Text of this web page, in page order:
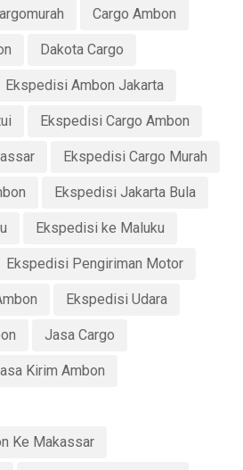
Cargo Ambon
Dakota Cargo
Ekspedisi Ambon Jakarta
Ekspedisi Cargo Ambon
Ekspedisi Cargo Murah
Ekspedisi Jakarta Bula
Ekspedisi ke Maluku
Ekspedisi Pengiriman Motor
Ekspedisi Udara
Jasa Cargo
Kirim Ambon
Ke Makassar